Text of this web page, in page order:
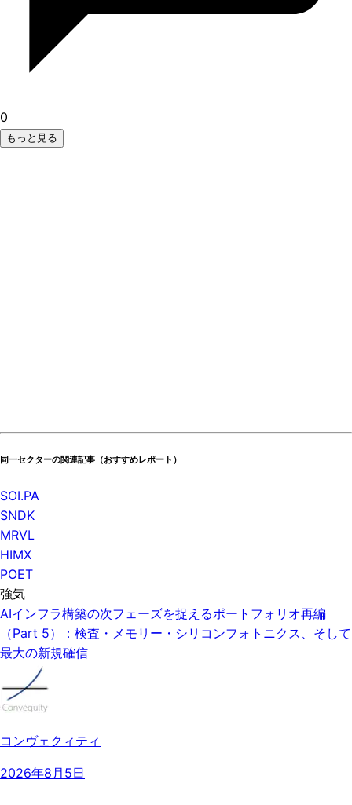
0
もっと見る
同一セクターの関連記事（おすすめレポート）
SOI.PA
SNDK
MRVL
HIMX
POET
強気
AIインフラ構築の次フェーズを捉えるポートフォリオ再編
（Part 5）：検査・メモリー・シリコンフォトニクス、そして
最大の新規確信
コンヴェクィティ
2026年8月5日